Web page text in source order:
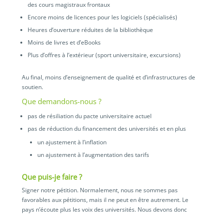
des cours magistraux frontaux
Encore moins de licences pour les logiciels (spécialisés)
Heures d’ouverture réduites de la bibliothèque
Moins de livres et d’eBooks
Plus d’offres à l’extérieur (sport universitaire, excursions)
Au final, moins d’enseignement de qualité et d’infrastructures de
soutien.
Que demandons-nous ?
pas de résiliation du pacte universitaire actuel
pas de réduction du financement des universités et en plus
un ajustement à l’inflation
un ajustement à l’augmentation des tarifs
Que puis-je faire ?
Signer notre pétition. Normalement, nous ne sommes pas
favorables aux pétitions, mais il ne peut en être autrement. Le
pays n’écoute plus les voix des universités. Nous devons donc